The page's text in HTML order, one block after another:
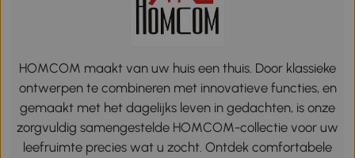
HOMCOM maakt van uw huis een thuis. Door klassieke
ontwerpen te combineren met innovatieve functies, en
gemaakt met het dagelijks leven in gedachten, is onze
zorgvuldig samengestelde HOMCOM-collectie voor uw
leefruimte precies wat u zocht. Ontdek comfortabele